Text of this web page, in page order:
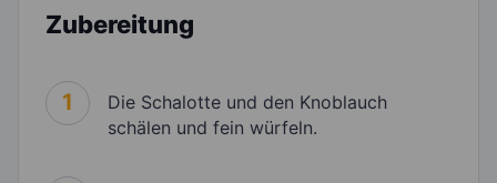
Zubereitung
1
Die Schalotte und den Knoblauch
schälen und fein würfeln.